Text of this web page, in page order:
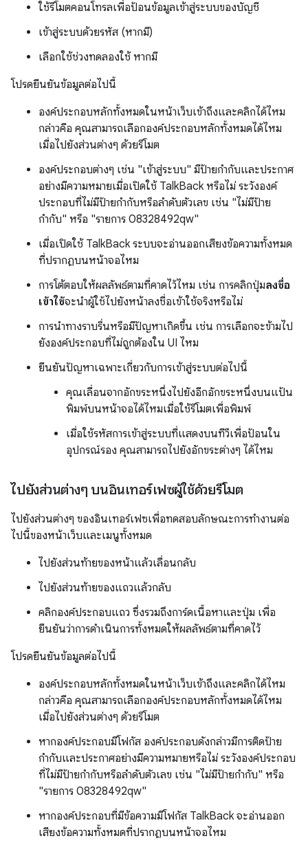
ใช้รีโมตคอนโทรลเพื่อป้อนข้อมูลเข้าสู่ระบบของบัญชี
เข้าสู่ระบบด้วยรหัส (หากมี)
เลือกใช้ช่วงทดลองใช้ หากมี
โปรดยืนยันข้อมูลต่อไปนี้
องค์ประกอบหลักทั้งหมดในหน้าเว็บเข้าถึงและคลิกได้ไหม
กล่าวคือ คุณสามารถเลือกองค์ประกอบหลักทั้งหมดได้ไหม
เมื่อไปยังส่วนต่างๆ ด้วยรีโมต
องค์ประกอบต่างๆ เช่น "เข้าสู่ระบบ" มีป้ายกำกับและประกาศ
อย่างมีความหมายเมื่อเปิดใช้ TalkBack หรือไม่ ระวังองค์
ประกอบที่ไม่มีป้ายกำกับหรือลำดับตัวเลข เช่น "ไม่มีป้าย
กำกับ" หรือ "รายการ 08328492qw"
เมื่อเปิดใช้ TalkBack ระบบจะอ่านออกเสียงข้อความทั้งหมด
ที่ปรากฏบนหน้าจอไหม
การโต้ตอบให้ผลลัพธ์ตามที่คาดไว้ไหม เช่น การคลิกปุ่มลงชื่อ
เข้าใช้จะนำผู้ใช้ไปยังหน้าลงชื่อเข้าใช้จริงหรือไม่
การนำทางราบรื่นหรือมีปัญหาเกิดขึ้น เช่น การเลือกจะข้ามไป
ยังองค์ประกอบที่ไม่ถูกต้องใน UI ไหม
ยืนยันปัญหาเฉพาะเกี่ยวกับการเข้าสู่ระบบต่อไปนี้
คุณเลื่อนจากอักขระหนึ่งไปยังอีกอักขระหนึ่งบนแป้น
พิมพ์บนหน้าจอได้ไหมเมื่อใช้รีโมตเพื่อพิมพ์
เมื่อใช้รหัสการเข้าสู่ระบบที่แสดงบนทีวีเพื่อป้อนใน
อุปกรณ์รอง คุณสามารถไปยังอักขระต่างๆ ได้ไหม
ไปยังส่วนต่างๆ บนอินเทอร์เฟซผู้ใช้ด้วยรีโมต
ไปยังส่วนต่างๆ ของอินเทอร์เฟซเพื่อทดสอบลักษณะการทำงานต่อ
ไปนี้ของหน้าเว็บและเมนูทั้งหมด
ไปยังส่วนท้ายของหน้าแล้วเลื่อนกลับ
ไปยังส่วนท้ายของแถวแล้วกลับ
คลิกองค์ประกอบแถว ซึ่งรวมถึงการ์ดเนื้อหาและปุ่ม เพื่อ
ยืนยันว่าการดำเนินการทั้งหมดให้ผลลัพธ์ตามที่คาดไว้
โปรดยืนยันข้อมูลต่อไปนี้
องค์ประกอบหลักทั้งหมดในหน้าเว็บเข้าถึงและคลิกได้ไหม
กล่าวคือ คุณสามารถเลือกองค์ประกอบหลักทั้งหมดได้ไหม
เมื่อไปยังส่วนต่างๆ ด้วยรีโมต
หากองค์ประกอบมีโฟกัส องค์ประกอบดังกล่าวมีการติดป้าย
กำกับและประกาศอย่างมีความหมายหรือไม่ ระวังองค์ประกอบ
ที่ไม่มีป้ายกำกับหรือลําดับตัวเลข เช่น "ไม่มีป้ายกํากับ" หรือ
"รายการ 08328492qw"
หากองค์ประกอบที่มีข้อความมีโฟกัส TalkBack จะอ่านออก
เสียงข้อความทั้งหมดที่ปรากฏบนหน้าจอไหม